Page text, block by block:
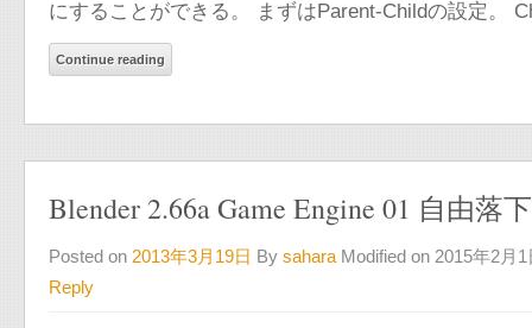
にすることができる。 まずはParent-Childの設定。
Continue reading
Blender 2.66a Game Engine 01 自由落下
Posted on 2013年3月19日 By sahara Modified on 2015年2月1
Reply